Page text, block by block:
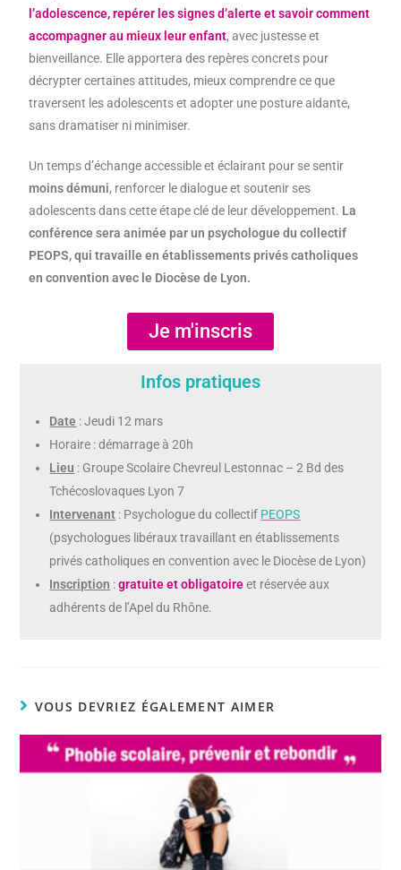
l’adolescence, repérer les signes d’alerte et savoir comment
accompagner au mieux leur enfant, avec justesse et
bienveillance. Elle apportera des repères concrets pour
décrypter certaines attitudes, mieux comprendre ce que
traversent les adolescents et adopter une posture aidante,
sans dramatiser ni minimiser.
Un temps d’échange accessible et éclairant pour se sentir
moins démuni, renforcer le dialogue et soutenir ses
adolescents dans cette étape clé de leur développement. La
conférence sera animée par un psychologue du collectif
PEOPS, qui travaille en établissements privés catholiques
en convention avec le Diocèse de Lyon.
Je m'inscris
Infos pratiques
Date : Jeudi 12 mars
Horaire : démarrage à 20h
Lieu : Groupe Scolaire Chevreul Lestonnac – 2 Bd des
Tchécoslovaques Lyon 7
Intervenant : Psychologue du collectif PEOPS
(psychologues libéraux travaillant en établissements
privés catholiques en convention avec le Diocèse de Lyon)
Inscription :gratuite etobligatoireet réservée aux
adhérents de l’Apel du Rhône.
VOUS DEVRIEZ ÉGALEMENT AIMER